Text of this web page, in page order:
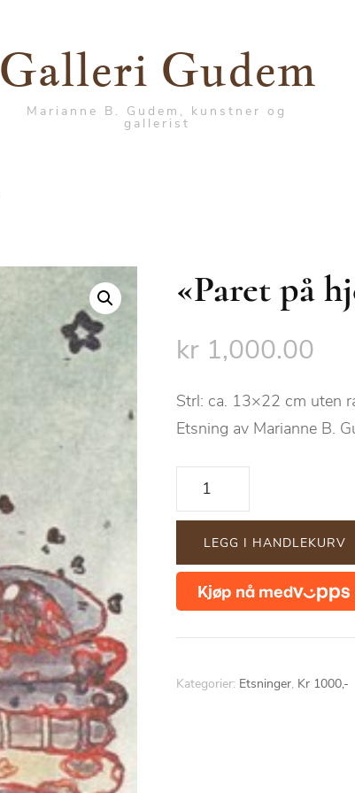
Galleri Gudem
Marianne B. Gudem, kunstner og
gallerist
«Paret på
kr 1,000.00
Strl: ca. 13×22 cm uten
Etsning av Marianne B.
"Paret
på
hjerten"
antall
LEGG I HANDLEKURV
Kategorier: Etsninger, Kr 1000,-